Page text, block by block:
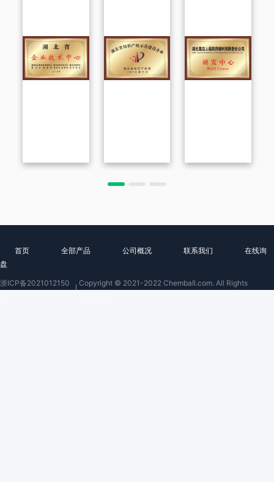
首页 全部产品 公司概况 联系我们
在线询
盘
浙ICP备2021012150
Copyright © 2021-2022 Chemball.com. All Rights